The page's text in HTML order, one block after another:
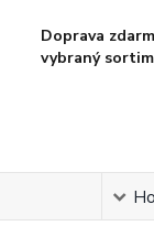
Doprava
vybraný